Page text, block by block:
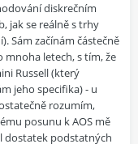
diskrečním
jak se reálně s trhy
Sám začínám částečně
letech, s tím, že
Russell (který
jeho specifika) - u
rozumím,
posunu k AOS mě
dostatek podstatných